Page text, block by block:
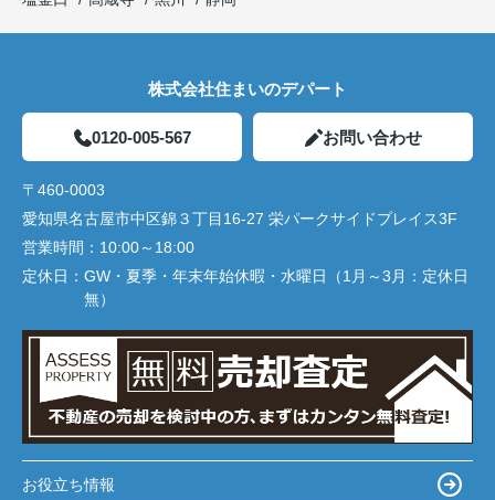
株式会社住まいのデパート
0120-005-567 お問い合わせ
〒460-0003
愛知県名古屋市中区錦３丁目16-27 栄パークサイドプレイス3F
営業時間： 10:00～18:00
定休日： GW・夏季・年末年始休暇・水曜日（1月～3月：定休日
無）
お役立ち情報